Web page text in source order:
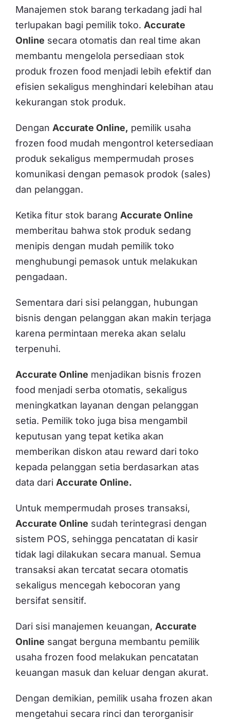
Manajemen stok barang terkadang jadi hal
terlupakan bagi pemilik toko. Accurate
Online secara otomatis dan real time akan
membantu mengelola persediaan stok
produk frozen food menjadi lebih efektif dan
efisien sekaligus menghindari kelebihan atau
kekurangan stok produk.
Dengan Accurate Online, pemilik usaha
frozen food mudah mengontrol ketersediaan
produk sekaligus mempermudah proses
komunikasi dengan pemasok prodok (sales)
dan pelanggan.
Ketika fitur stok barang Accurate Online
memberitau bahwa stok produk sedang
menipis dengan mudah pemilik toko
menghubungi pemasok untuk melakukan
pengadaan.
Sementara dari sisi pelanggan, hubungan
bisnis dengan pelanggan akan makin terjaga
karena permintaan mereka akan selalu
terpenuhi.
Accurate Online menjadikan bisnis frozen
food menjadi serba otomatis, sekaligus
meningkatkan layanan dengan pelanggan
setia. Pemilik toko juga bisa mengambil
keputusan yang tepat ketika akan
memberikan diskon atau reward dari toko
kepada pelanggan setia berdasarkan atas
data dari Accurate Online.
Untuk mempermudah proses transaksi,
Accurate Online sudah terintegrasi dengan
sistem POS, sehingga pencatatan di kasir
tidak lagi dilakukan secara manual. Semua
transaksi akan tercatat secara otomatis
sekaligus mencegah kebocoran yang
bersifat sensitif.
Dari sisi manajemen keuangan, Accurate
Online sangat berguna membantu pemilik
usaha frozen food melakukan pencatatan
keuangan masuk dan keluar dengan akurat.
Dengan demikian, pemilik usaha frozen akan
mengetahui secara rinci dan terorganisir